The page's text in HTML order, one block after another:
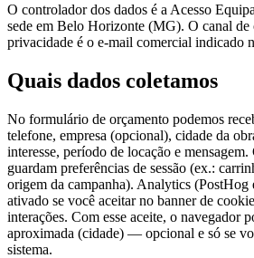
O controlador dos dados é a Acesso
sede em Belo Horizonte (MG). O canal de
privacidade é o e-mail comercial indicado
Quais dados coletamos
No formulário de orçamento podemos
telefone, empresa (opcional), cidade da
interesse, período de locação e mensagem.
guardam preferências de sessão (ex.:
origem da campanha). Analytics
ativado se você aceitar no banner de
interações. Com esse aceite, o navegador
aproximada (cidade) — opcional e só se
sistema.